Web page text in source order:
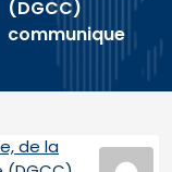
(DGCC)
communique